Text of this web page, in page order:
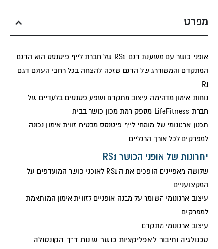
מפרט
אופני כושר עם משענת דגם RS1 של חברת לייף פיטנסס הוא הדגם
המתקדם והמשודרג של הדגם שזכה להצחה בכל רחבי העולם דגם
R1
נוחות אימון מדהימה עיצוב מתקדם ושפע פטנטים בלעדיים של
חברת LifeFitness מספק רמת מכון כושר בבית
תכנון ארגונומי של מומחי לייף פיטנסס מבטיח זווית אימון נכונה
למפרקים לכל אורך הרגליים
יתרונות של אופני הכושר RS1
שלושה מאפיינים הופכים את ה RS1 לאופני כושר המועדפים על
המקצועניים
עיצוב ארגונומי השומר על מבנה אופניים לזווית אימון המותאמת
למפרקים
עיצוב ארגונומי מתקדם
טכנולגיה וחיבור לאפליקציות כושר שונות דרך הקונסולה